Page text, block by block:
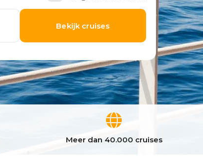
Meer dan 40.000 cruises